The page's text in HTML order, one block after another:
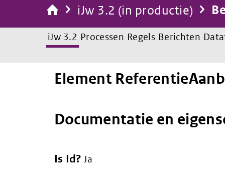
iJw 3.2 (in productie)
iJw 3.2 Processen Regels Berichten
Element
Documentatie en
Is Id?Ja